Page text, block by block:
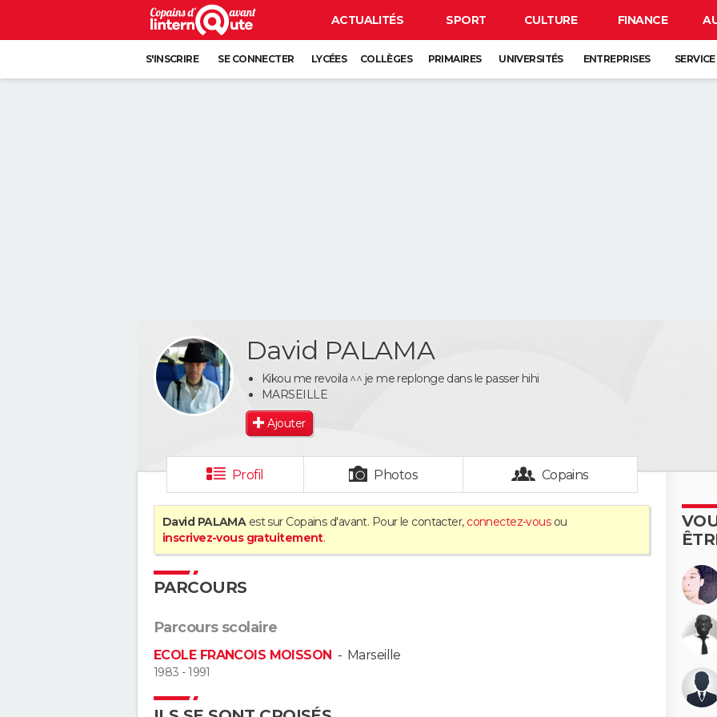
ACTUALITÉS SPORT CULTURE FINANCE
S'INSCRIRE SE CONNECTER LYCÉES COLLÈGES PRIMAIRES UNIVERSITÉS ENTREPRISES
David PALAMA
Kikou me revoila ^^ je me replonge dans le passer hihi
MARSEILLE
Ajouter
Profil Photos Copains
David PALAMAest sur Copains d'avant. Pour le contacter, connectez-vousou
inscrivez-vous gratuitement.
PARCOURS
Parcours scolaire
ECOLE FRANCOIS MOISSON - Marseille
1983 - 1991